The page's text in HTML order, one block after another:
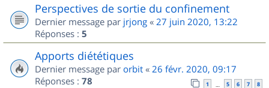
Perspectives de sortie du confinement
Dernier message par jrjong « 27 juin 2020, 13:22
Réponses : 5
Apports diététiques
Dernier message par orbit « 26 févr. 2020, 09:17
Réponses : 78 1 … 5 6 7 8